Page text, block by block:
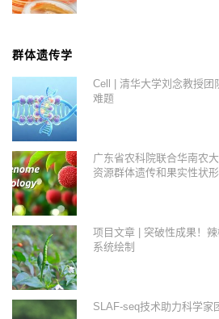
群体遗传学
Cell | 清华大学刘念教授团
难题
广东省农科院联合华南农
资源群体遗传和果实性状
项目文章 | 突破性成果！
系统绘制
SLAF-seq技术助力科学家